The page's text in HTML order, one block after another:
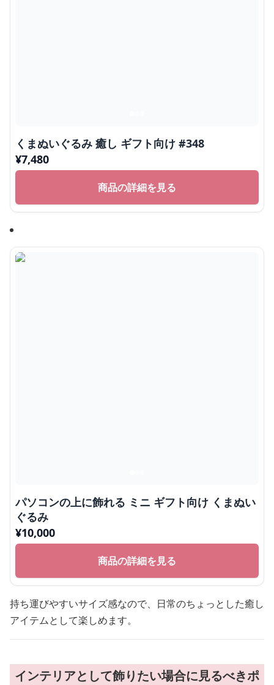
くまぬいぐるみ 癒し ギフト向け #348
¥7,480
商品の詳細を見る
パソコンの上に飾れる ミニ ギフト向け くまぬい
ぐるみ
¥10,000
商品の詳細を見る
持ち運びやすいサイズ感なので、日常のちょっとした癒し
アイテムとして楽しめます。
インテリアとして飾りたい場合に見るべきポ